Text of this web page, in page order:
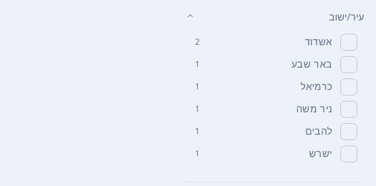
עיר/ישוב
אשדוד 2
באר שבע 1
כרמיאל 1
ניר משה 1
להבים 1
ישרש 1